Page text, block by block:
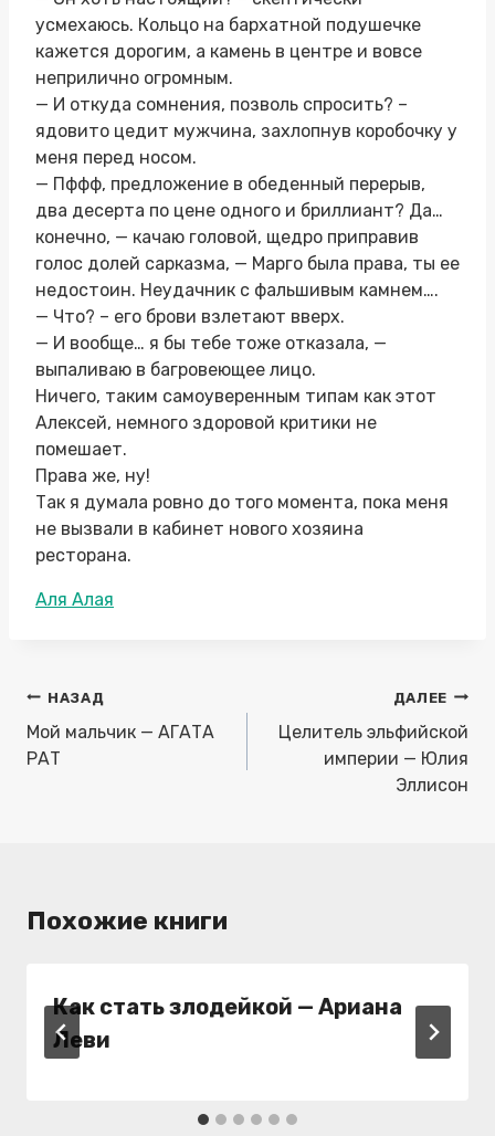
усмехаюсь. Кольцо на бархатной подушечке
кажется дорогим, а камень в центре и вовсе
неприлично огромным.
— И откуда сомнения, позволь спросить? –
ядовито цедит мужчина, захлопнув коробочку у
меня перед носом.
— Пффф, предложение в обеденный перерыв,
два десерта по цене одного и бриллиант? Да…
конечно, — качаю головой, щедро приправив
голос долей сарказма, — Марго была права, ты ее
недостоин. Неудачник с фальшивым камнем….
— Что? – его брови взлетают вверх.
— И вообще… я бы тебе тоже отказала, —
выпаливаю в багровеющее лицо.
Ничего, таким самоуверенным типам как этот
Алексей, немного здоровой критики не
помешает.
Права же, ну!
Так я думала ровно до того момента, пока меня
не вызвали в кабинет нового хозяина
ресторана.
Метки
Аля Алая
Навигация
по
записям
НАЗАД
Мой мальчик — АГАТА
РАТ
ДАЛЕЕ
Целитель эльфийской
империи — Юлия
Эллисон
Похожие книги
Как стать злодейкой — Ариана
Леви